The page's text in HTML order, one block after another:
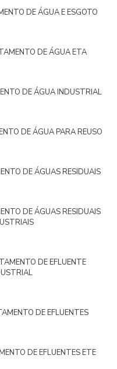
DE ÁGUA E ESGOTO
DE ÁGUA ETA
DE ÁGUA INDUSTRIAL
DE ÁGUA PARA REUSO
DE ÁGUAS RESIDUAIS
DE ÁGUAS RESIDUAIS
DE EFLUENTE
DE EFLUENTES
DE EFLUENTES ETE